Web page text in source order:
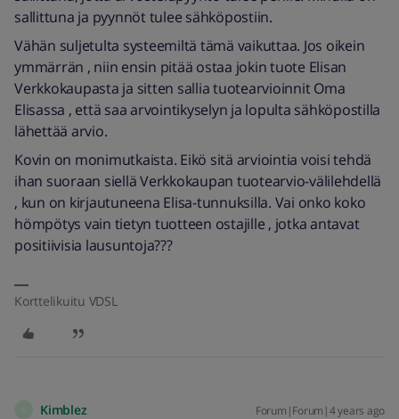
sallittuna ja pyynnöt tulee sähköpostiin.
Vähän suljetulta systeemiltä tämä vaikuttaa. Jos oikein
ymmärrän , niin ensin pitää ostaa jokin tuote Elisan
Verkkokaupasta ja sitten sallia tuotearvioinnit Oma
Elisassa , että saa arvointikyselyn ja lopulta sähköpostilla
lähettää arvio.
Kovin on monimutkaista. Eikö sitä arviointia voisi tehdä
ihan suoraan siellä Verkkokaupan tuotearvio-välilehdellä
, kun on kirjautuneena Elisa-tunnuksilla. Vai onko koko
hömpötys vain tietyn tuotteen ostajille , jotka antavat
positiivisia lausuntoja???
Korttelikuitu VDSL
Kimblez Forum|Forum|4 years ago